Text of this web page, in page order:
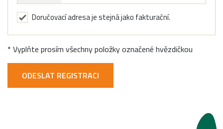
Doručovací adresa je stejná jako fakturační.
* Vyplňte prosím všechny položky označené hvězdičkou